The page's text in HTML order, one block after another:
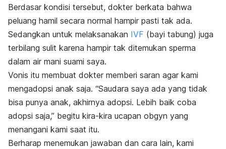
Berdasar kondisi tersebut, dokter berkata bahwa
peluang hamil secara normal hampir pasti tak ada.
Sedangkan untuk melaksanakan IVF (bayi tabung) juga
terbilang sulit karena hampir tak ditemukan sperma
dalam air mani suami saya.
Vonis itu membuat dokter memberi saran agar kami
mengadopsi anak saja. “Saudara saya ada yang tidak
bisa punya anak, akhirnya adopsi. Lebih baik coba
adopsi saja,” begitu kira-kira ucapan obgyn yang
menangani kami saat itu.
Berharap menemukan jawaban dan cara lain, kami